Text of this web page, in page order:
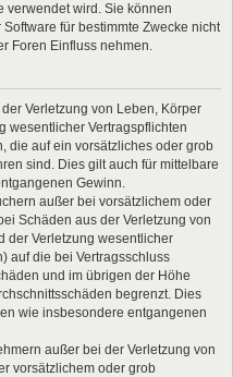
verwendet wird. Sie können
für bestimmte Zwecke nicht
Foren Einfluss nehmen.
Verletzung von Leben, Körper
wesentlicher Vertragspflichten
die auf ein vorsätzliches oder grob
sind. Dies gilt auch für mittelbare
Gewinn.
außer bei vorsätzlichem oder
Schäden aus der Verletzung von
der Verletzung wesentlicher
auf die bei Vertragsschluss
und im übrigen der Höhe
begrenzt. Dies
wie insbesondere entgangenen
außer bei der Verletzung von
vorsätzlichem oder grob